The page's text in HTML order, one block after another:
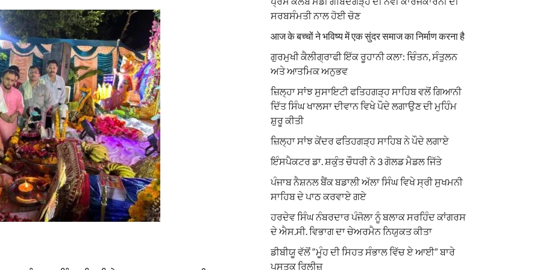
ਸਰਬਸੰਮਤੀ ਨਾਲ ਹੋਈ ਚੋਣ
आज के बच्चों ने भविष्य में एक सुंदर समाज का निर्माण करना है
ਗੁਰਮੁਖੀ ਕੈਲੀਗ੍ਰਾਫੀ ਇੱਕ ਰੂਹਾਨੀ ਕਲਾ: ਚਿੰਤਨ, ਸੰਤੁਲਨ
ਅਤੇ ਆਤਮਿਕ ਅਨੁਭਵ
ਜ਼ਿਲ੍ਹਾ ਸਾਂਝ ਸੁਸਾਇਟੀ ਫਤਿਹਗੜ੍ਹ ਸਾਹਿਬ ਵਲੋਂ ਗਿਆਨੀ
ਦਿੱਤ ਸਿੰਘ ਖਾਲਸਾ ਦੀਵਾਨ ਵਿਖੇ ਪੌਦੇ ਲਗਾਉਣ ਦੀ ਮੁਹਿੰਮ
ਸ਼ੁਰੂ ਕੀਤੀ
ਜ਼ਿਲ੍ਹਾ ਸਾਂਝ ਕੇਂਦਰ ਫਤਿਹਗੜ੍ਹ ਸਾਹਿਬ ਨੇ ਪੌਦੇ ਲਗਾਏ
ਇੰਸਪੈਕਟਰ ਡਾ. ਸ਼ਕੁੰਤ ਚੌਧਰੀ ਨੇ 3 ਗੋਲਡ ਮੈਡਲ ਜਿੱਤੇ
ਪੰਜਾਬ ਨੈਸ਼ਨਲ ਬੈਂਕ ਬਡਾਲੀ ਅੱਲਾ ਸਿੰਘ ਵਿਖੇ ਸ੍ਰੀ ਸੁਖਮਨੀ
ਸਾਹਿਬ ਦੇ ਪਾਠ ਕਰਵਾਏ ਗਏ
ਹਰਦੇਵ ਸਿੰਘ ਨੰਬਰਦਾਰ ਪੰਜੋਲਾ ਨੂੰ ਬਲਾਕ ਸਰਹਿੰਦ ਕਾਂਗਰਸ
ਦੇ ਐਸ.ਸੀ. ਵਿਭਾਗ ਦਾ ਚੇਅਰਮੈਨ ਨਿਯੁਕਤ ਕੀਤਾ
ਡੀਬੀਯੂ ਵੱਲੋਂ “ਮੂੰਹ ਦੀ ਸਿਹਤ ਸੰਭਾਲ ਵਿੱਚ ਏ ਆਈ” ਬਾਰੇ
ਪੁਸਤਕ ਰਿਲੀਜ਼